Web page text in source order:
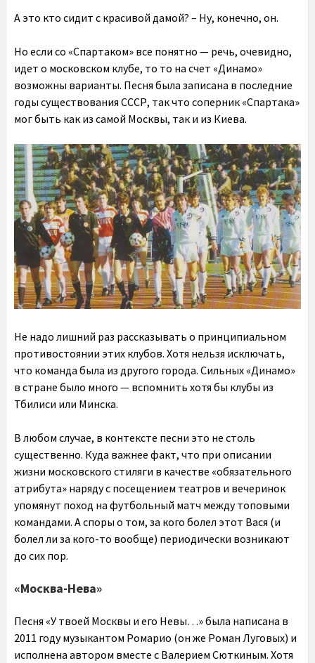
А это кто сидит с красивой дамой? – Ну, конечно, он.
Но если со «Спартаком» все понятно — речь, очевидно,
идет о московском клубе, то то на счет «Динамо»
возможны варианты. Песня была записана в последние
годы существования СССР, так что соперник «Спартака»
мог быть как из самой Москвы, так и из Киева.
Не надо лишний раз рассказывать о принципиальном
противостоянии этих клубов. Хотя нельзя исключать,
что команда была из другого города. Сильных «Динамо»
в стране было много — вспомнить хотя бы клубы из
Тбилиси или Минска.
В любом случае, в контексте песни это не столь
существенно. Куда важнее факт, что при описании
жизни московского стиляги в качестве «обязательного
атрибута» наряду с посещением театров и вечеринок
упомянут поход на футбольный матч между топовыми
командами. А споры о том, за кого болел этот Вася (и
болел ли за кого-то вообще) периодически возникают
до сих пор.
«Москва-Нева»
Песня «У твоей Москвы и его Невы…» была написана в
2011 году музыкантом Ромарио (он же Роман Луговых) и
исполнена автором вместе с Валерием Сюткиным. Хотя